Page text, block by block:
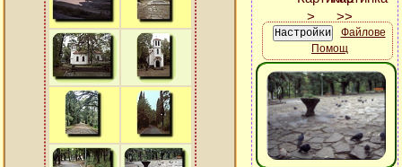
Файлове
Помощ